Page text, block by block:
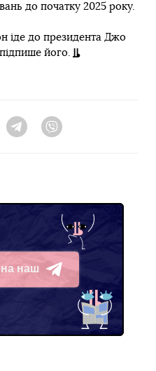
до початку 2025 року.
іде до президента Джо
його.
Telegram
наш